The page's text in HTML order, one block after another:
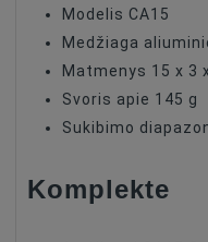
Modelis CA15
Medžiaga
Matmenys 15 x 3
Svoris apie 145 g
Sukibimo
Komplekte